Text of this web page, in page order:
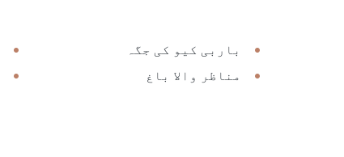
باربی کیو کی جگہ
مناظر والا باغ